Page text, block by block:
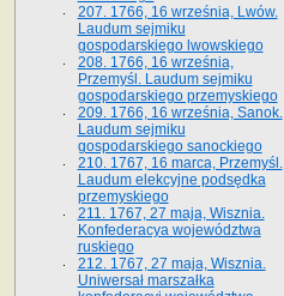
207. 1766, 16 września, Lwów.
Laudum sejmiku
gospodarskiego lwowskiego
208. 1766, 16 września,
Przemyśl. Laudum sejmiku
gospodarskiego przemyskiego
209. 1766, 16 września, Sanok.
Laudum sejmiku
gospodarskiego sanockiego
210. 1767, 16 marca, Przemyśl.
Laudum elekcyjne podsędka
przemyskiego
211. 1767, 27 maja, Wisznia.
Konfederacya województwa
ruskiego
212. 1767, 27 maja, Wisznia.
Uniwersał marszałka